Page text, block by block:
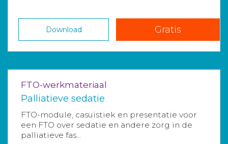
Download Gratis
FTO-werkmateriaal
Palliatieve sedatie
FTO-module, casuïstiek en presentatie voor
een FTO over sedatie en andere zorg in de
palliatieve fas...